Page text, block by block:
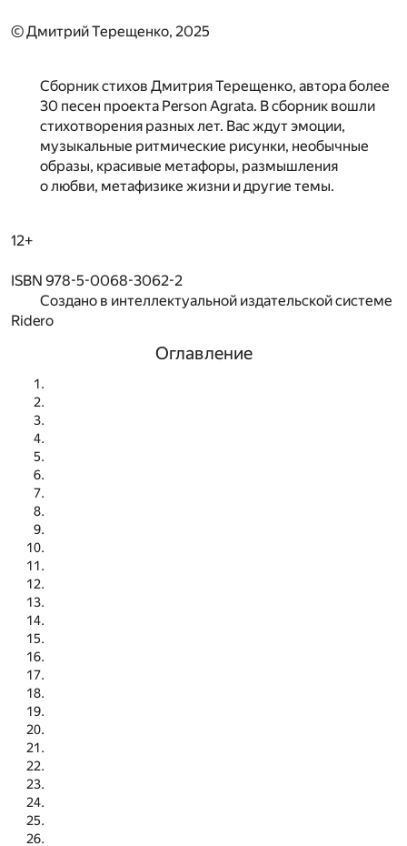
© Дмитрий Терещенко, 2025
Сборник стихов Дмитрия Терещенко, автора более
30 песен проекта Person Agrata. В сборник вошли
стихотворения разных лет. Вас ждут эмоции,
музыкальные ритмические рисунки, необычные
образы, красивые метафоры, размышления
о любви, метафизике жизни и другие темы.
12+
ISBN 978-5-0068-3062-2
Создано в интеллектуальной издательской системе
Ridero
Оглавление